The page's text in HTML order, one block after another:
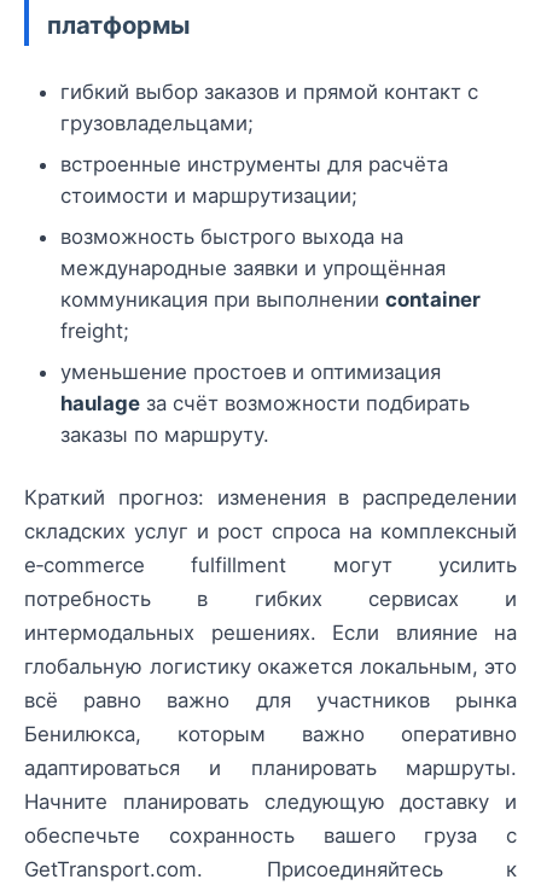
платформы
гибкий выбор заказов и прямой контакт с
грузовладельцами;
встроенные инструменты для расчёта
стоимости и маршрутизации;
возможность быстрого выхода на
международные заявки и упрощённая
коммуникация при выполнении container
freight;
уменьшение простоев и оптимизация
haulage за счёт возможности подбирать
заказы по маршруту.
Краткий прогноз: изменения в распределении
складских услуг и рост спроса на комплексный
e‑commerce fulfillment могут усилить
потребность в гибких сервисах и
интермодальных решениях. Если влияние на
глобальную логистику окажется локальным, это
всё равно важно для участников рынка
Бенилюкса, которым важно оперативно
адаптироваться и планировать маршруты.
Начните планировать следующую доставку и
обеспечьте сохранность вашего груза с
GetTransport.com. Присоединяйтесь к